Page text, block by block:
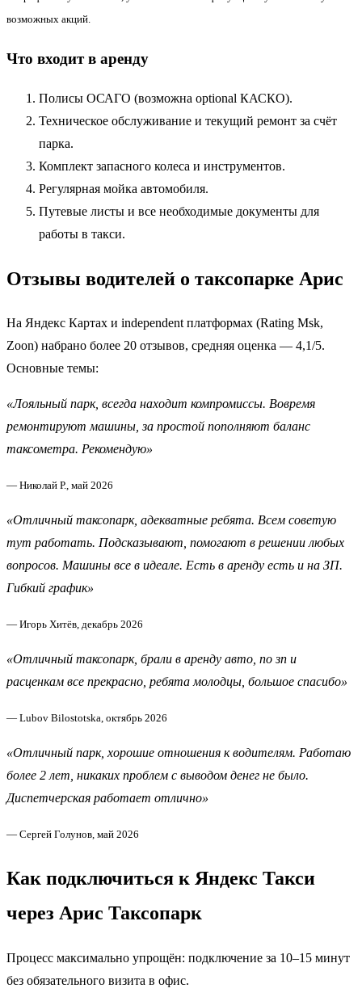
возможных акций.
Что входит в аренду
Полисы ОСАГО (возможна optional КАСКО).
Техническое обслуживание и текущий ремонт за счёт
парка.
Комплект запасного колеса и инструментов.
Регулярная мойка автомобиля.
Путевые листы и все необходимые документы для
работы в такси.
Отзывы водителей о таксопарке Арис
На Яндекс Картах и independent платформах (Rating Msk,
Zoon) набрано более 20 отзывов, средняя оценка — 4,1/5.
Основные темы:
«Лояльный парк, всегда находит компромиссы. Вовремя
ремонтируют машины, за простой пополняют баланс
таксометра. Рекомендую»
— Николай Р., май 2026
«Отличный таксопарк, адекватные ребята. Всем советую
тут работать. Подсказывают, помогают в решении любых
вопросов. Машины все в идеале. Есть в аренду есть и на ЗП.
Гибкий график»
— Игорь Хитёв, декабрь 2026
«Отличный таксопарк, брали в аренду авто, по зп и
расценкам все прекрасно, ребята молодцы, большое спасибо»
— Lubov Bilostotska, октябрь 2026
«Отличный парк, хорошие отношения к водителям. Работаю
более 2 лет, никаких проблем с выводом денег не было.
Диспетчерская работает отлично»
— Сергей Голунов, май 2026
Как подключиться к Яндекс Такси
через Арис Таксопарк
Процесс максимально упрощён: подключение за 10–15 минут
без обязательного визита в офис.